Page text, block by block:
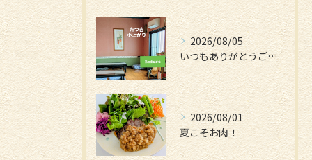
2026/08/05
いつもありがとうございます😊
2026/08/01
夏こそお肉！